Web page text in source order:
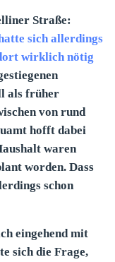
Straße:
sich allerdings
wirklich nötig
als früher
von rund
hofft dabei
waren
worden. Dass
schon
eingehend mit
sich die Frage,